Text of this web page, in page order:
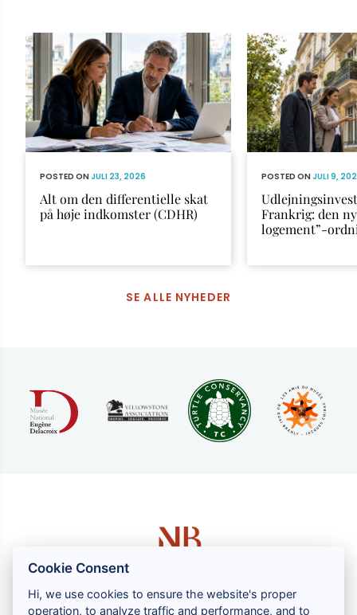
POSTED ONJULI 23, 2026
Alt om den differentielle skat
på høje indkomster (CDHR)
POSTED ONJULI 9,
Frankrig: den
logement”-
SE ALLE NYHEDER
Cookie Consent
Hi, we use cookies to ensure the website's proper
operation, to analyze traffic and performance, and to